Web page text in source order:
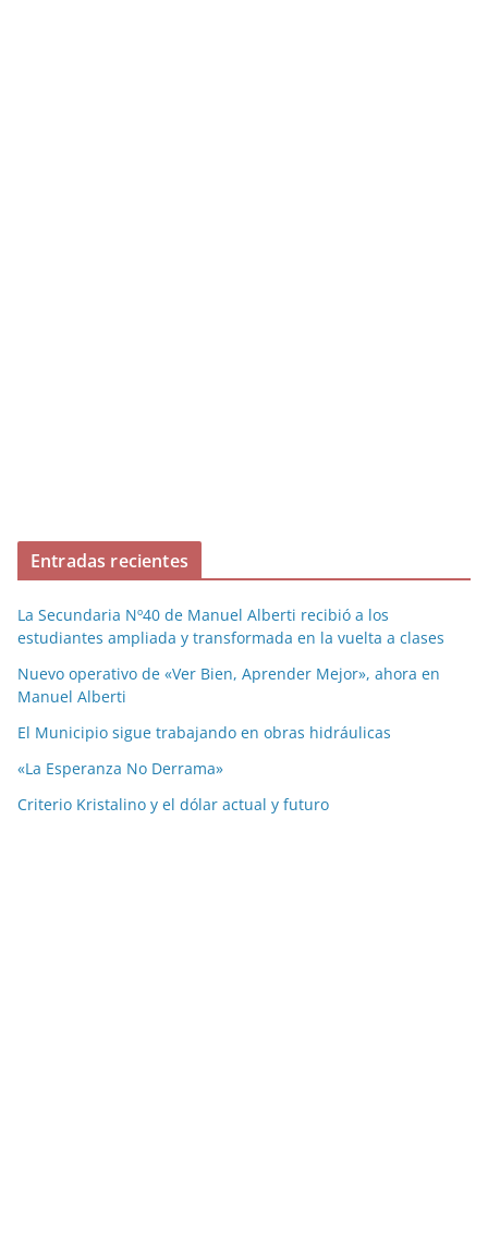
Entradas recientes
La Secundaria Nº40 de Manuel Alberti recibió a los
estudiantes ampliada y transformada en la vuelta a clases
Nuevo operativo de «Ver Bien, Aprender Mejor», ahora en
Manuel Alberti
El Municipio sigue trabajando en obras hidráulicas
«La Esperanza No Derrama»
Criterio Kristalino y el dólar actual y futuro